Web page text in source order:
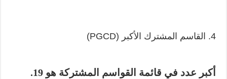
4. القاسم المشترك الأكبر (PGCD)
أكبر عدد في قائمة القواسم المشتركة هو 19.